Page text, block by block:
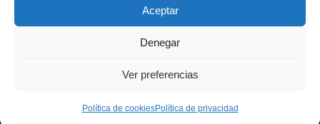
Aceptar
Denegar
Ver preferencias
Política de cookiesPolítica de privacidad
© 2025 xavilardell_parabolas.net